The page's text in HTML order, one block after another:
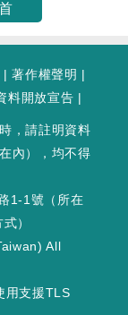
|著作權聲明 |
料開放宣告 |
，請註明資料
內），均不得
1-1號（ 所在
式）
All
用支援TLS